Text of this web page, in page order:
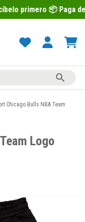
Paga después con

Chicago Bulls NBA Team
Logo